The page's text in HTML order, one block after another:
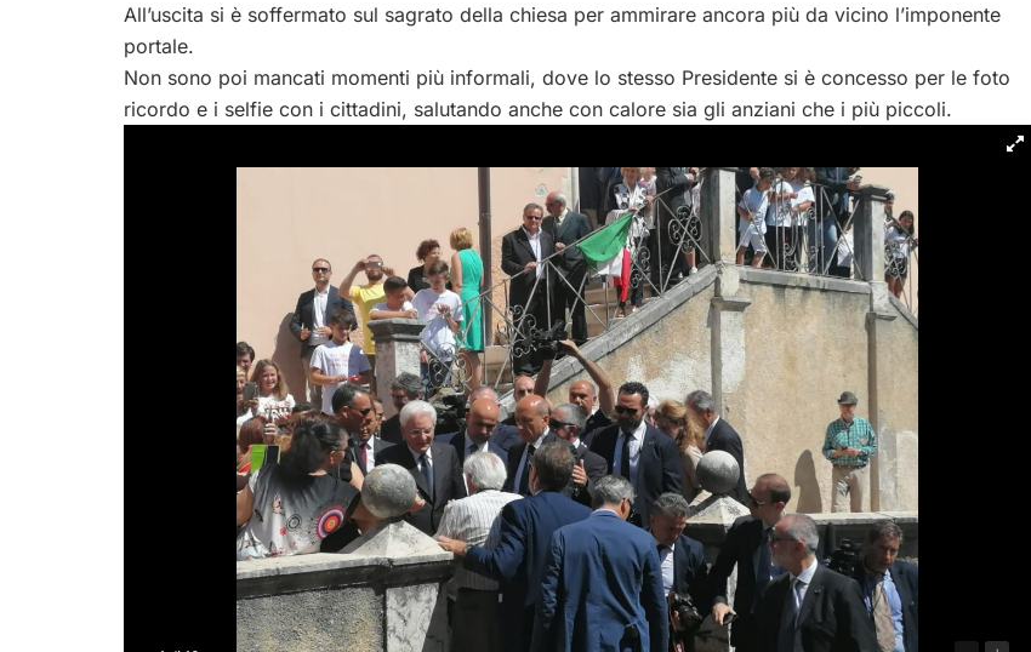
All’uscita si è soffermato sul sagrato della chiesa per ammirare ancora più da vicino l’imponente
portale.
Non sono poi mancati momenti più informali, dove lo stesso Presidente si è concesso per le foto
ricordo e i selfie con i cittadini, salutando anche con calore sia gli anziani che i più piccoli.